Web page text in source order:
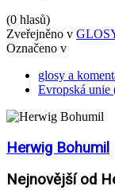
(0 hlasů)
Zveřejněno v
Označeno v
glosy a
Evropská unie
Herwig Bohumil
Nejnovější od